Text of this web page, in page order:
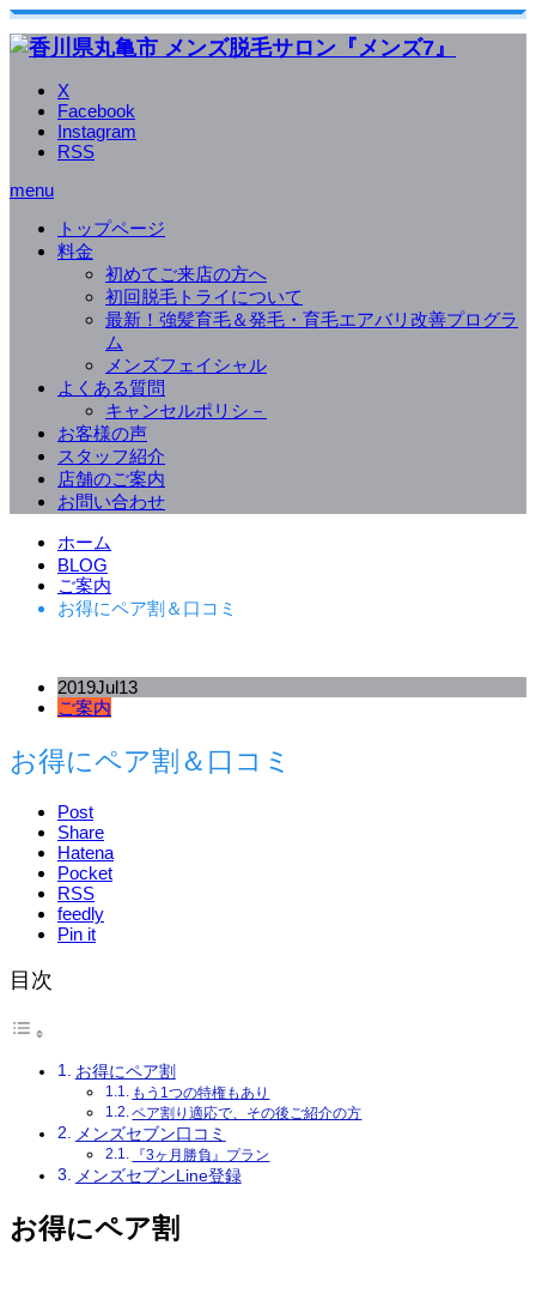
X
Facebook
Instagram
RSS
menu
トップページ
料金
初めてご来店の方へ
初回脱毛トライについて
最新！強髪育毛＆発毛・育毛エアバリ改善プログラ
ム
メンズフェイシャル
よくある質問
キャンセルポリシ－
お客様の声
スタッフ紹介
店舗のご案内
お問い合わせ
ホーム
BLOG
ご案内
お得にペア割＆口コミ
2019Jul13
ご案内
お得にペア割＆口コミ
Post
Share
Hatena
Pocket
RSS
feedly
Pin it
目次
お得にペア割
もう1つの特権もあり
ペア割り適応で、その後ご紹介の方
メンズセブン口コミ
『3ヶ月勝負』プラン
メンズセブンLine登録
お得にペア割